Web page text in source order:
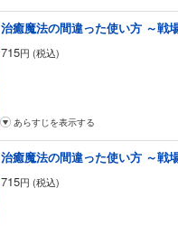
715円 (税込)
あらすじを表示する
715円 (税込)